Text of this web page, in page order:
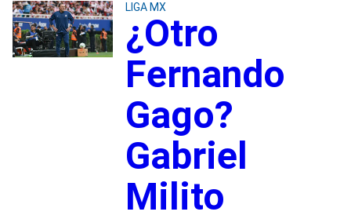
LIGA MX
¿Otro
Fernando
Gago?
Gabriel
Milito